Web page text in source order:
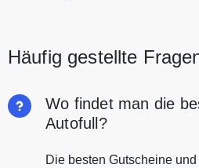
Häufig gestellte
Wo findet man die
Autofull?
Die besten Gutscheine